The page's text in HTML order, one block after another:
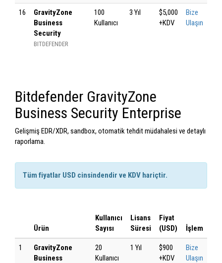
16
GravityZone
Business
Security
BITDEFENDER
100
Kullanıcı
3 Yıl
$5,000
+KDV
Bize
Ulaşın
Bitdefender GravityZone
Business Security Enterprise
Gelişmiş EDR/XDR, sandbox, otomatik tehdit müdahalesi ve detaylı
raporlama.
Tüm fiyatlar USD cinsindendir ve KDV hariçtir.
Ürün
Kullanıcı
Sayısı
Lisans
Süresi
Fiyat
(USD)
İşlem
1
GravityZone
Business
20
Kullanıcı
1 Yıl
$900
+KDV
Bize
Ulaşın